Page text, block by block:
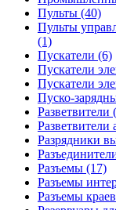
Пульты (40)
Пульты
(1)
Пускатели (6)
Пускатели
Пускатели
Пуско-
Разветвители
Разветвители
Разрядники
Разъемы (17)
Разъемы
Разъемы